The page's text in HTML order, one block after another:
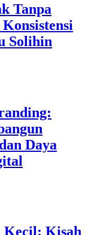
Tanpa
Solihin
Daya
Kecil: Kisah